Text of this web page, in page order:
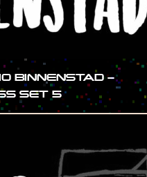
BINNENSTAD –
SET 5